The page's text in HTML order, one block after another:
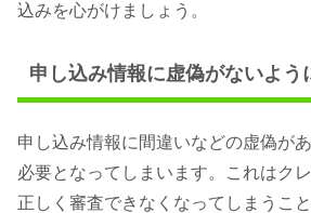
込みを心がけましょう。
申し込み情報に虚偽がないよう
申し込み情報に間違いなどの虚偽が
必要となってしまいます。これはク
正しく審査できなくなってしまうこ